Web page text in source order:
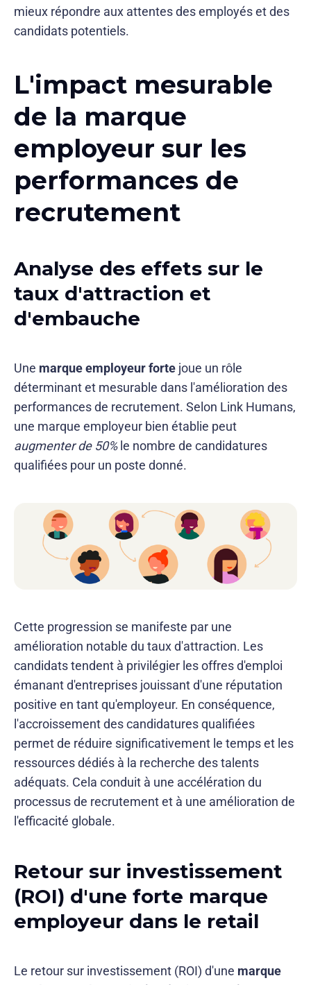
mieux répondre aux attentes des employés et des
candidats potentiels.
L'impact mesurable
de la marque
employeur sur les
performances de
recrutement
Analyse des effets sur le
taux d'attraction et
d'embauche
Une marque employeur forte joue un rôle
déterminant et mesurable dans l'amélioration des
performances de recrutement. Selon Link Humans,
une marque employeur bien établie peut
augmenter de 50%le nombre de candidatures
qualifiées pour un poste donné.
Cette progression se manifeste par une
amélioration notable du taux d'attraction. Les
candidats tendent à privilégier les offres d'emploi
émanant d'entreprises jouissant d'une réputation
positive en tant qu'employeur. En conséquence,
l'accroissement des candidatures qualifiées
permet de réduire significativement le temps et les
ressources dédiés à la recherche des talents
adéquats. Cela conduit à une accélération du
processus de recrutement et à une amélioration de
l'efficacité globale.
Retour sur investissement
(ROI) d'une forte marque
employeur dans le retail
Le retour sur investissement (ROI) d'une marque